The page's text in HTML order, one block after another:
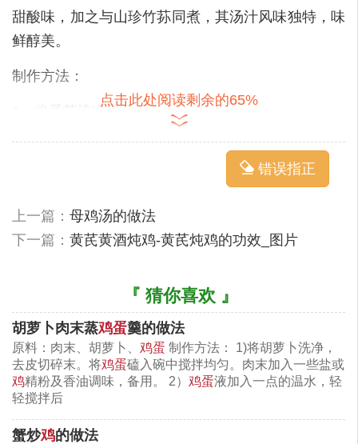
甜酸味，加之与山珍竹荪同煮，其汤汁风味独特，味
鲜醇美。
制作方法：
1、将番茄洗净切片；
2、干竹荪用水发并漂洗干净；
4、锅内烧油煎蛋，下番茄，掺汤放调味，竹荪熟后
起锅装盆即成。
点击此处阅读剩余的65%
错误指正
上一篇： 母鸡汤的做法
下一篇： 黄芪黄酒炖鸡-黄芪炖鸡的功效_图片
『 猜你喜欢 』
胡萝卜肉末蒸鸡蛋羹的做法
原料：肉末、胡萝卜、 鸡蛋 制作方法： 1)将胡萝卜洗净，
去皮切碎末。将鸡蛋磕入碗中搅拌均匀。肉末加入一些盐或
鸡精粉及香油调味，备用。 2） 鸡蛋液加入一点的温水，轻
轻搅拌后
蟹炒鸡的做法